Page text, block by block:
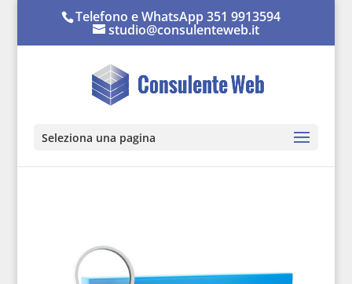
Telefono e WhatsApp 351 9913594
studio@consulenteweb.it
Seleziona una pagina